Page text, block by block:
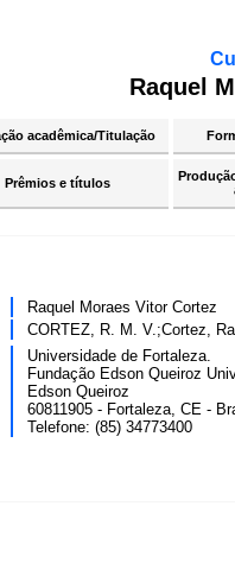
Raquel
acadêmica/Titulação
Prêmios e títulos
Raquel Moraes Vitor Cortez
CORTEZ, R. M. V.;Cortez,
Universidade de Fortaleza.
Fundação Edson Queiroz
Edson Queiroz
60811905 - Fortaleza, CE -
Telefone: (85) 34773400